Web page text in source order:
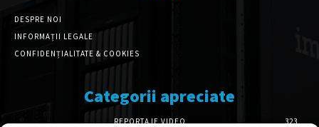
DESPRE NOI
INFORMAȚII LEGALE
CONFIDENȚIALITATE & COOKIES
Categorii apreciate
REPORTAJE VIDEO 323